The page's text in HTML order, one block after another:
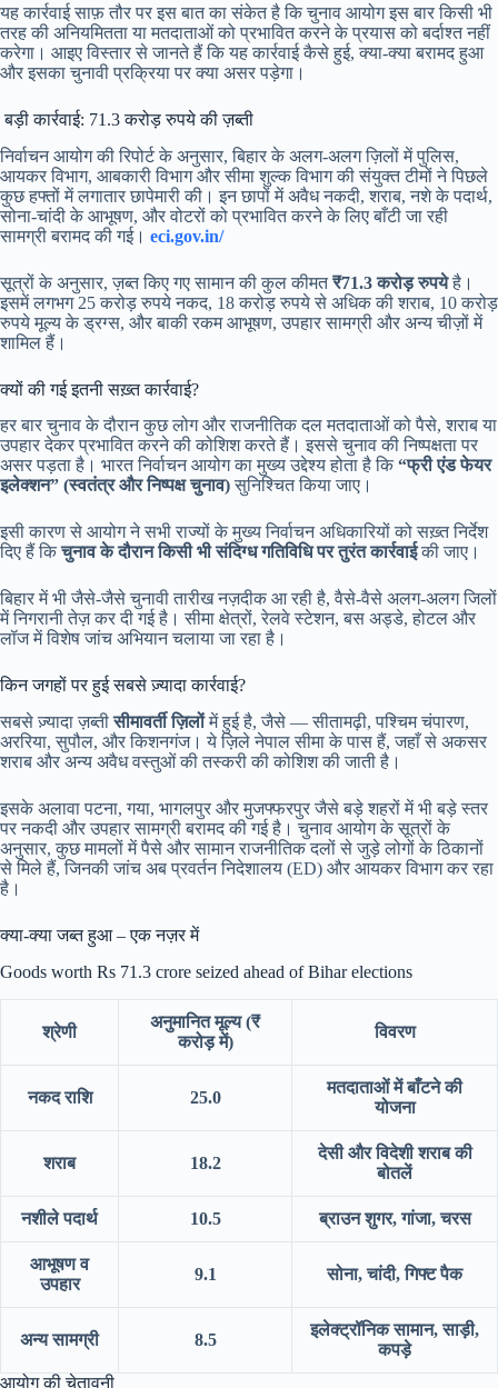
यह कार्रवाई साफ़ तौर पर इस बात का संकेत है कि चुनाव आयोग इस बार किसी भी
तरह की अनियमितता या मतदाताओं को प्रभावित करने के प्रयास को बर्दाश्त नहीं
करेगा। आइए विस्तार से जानते हैं कि यह कार्रवाई कैसे हुई, क्या-क्या बरामद हुआ
और इसका चुनावी प्रक्रिया पर क्या असर पड़ेगा।
बड़ी कार्रवाई: 71.3 करोड़ रुपये की ज़ब्ती
निर्वाचन आयोग की रिपोर्ट के अनुसार, बिहार के अलग-अलग ज़िलों में पुलिस,
आयकर विभाग, आबकारी विभाग और सीमा शुल्क विभाग की संयुक्त टीमों ने पिछले
कुछ हफ्तों में लगातार छापेमारी की। इन छापों में अवैध नकदी, शराब, नशे के पदार्थ,
सोना-चांदी के आभूषण, और वोटरों को प्रभावित करने के लिए बाँटी जा रही
सामग्री बरामद की गई। eci.gov.in/
सूत्रों के अनुसार, ज़ब्त किए गए सामान की कुल कीमत₹71.3 करोड़ रुपयेहै।
इसमें लगभग 25 करोड़ रुपये नकद, 18 करोड़ रुपये से अधिक की शराब, 10 करोड़
रुपये मूल्य के ड्रग्स, और बाकी रकम आभूषण, उपहार सामग्री और अन्य चीज़ों में
शामिल हैं।
क्यों की गई इतनी सख़्त कार्रवाई?
हर बार चुनाव के दौरान कुछ लोग और राजनीतिक दल मतदाताओं को पैसे, शराब या
उपहार देकर प्रभावित करने की कोशिश करते हैं। इससे चुनाव की निष्पक्षता पर
असर पड़ता है। भारत निर्वाचन आयोग का मुख्य उद्देश्य होता है कि “फ्री एंड फेयर
इलेक्शन” (स्वतंत्र और निष्पक्ष चुनाव)सुनिश्चित किया जाए।
इसी कारण से आयोग ने सभी राज्यों के मुख्य निर्वाचन अधिकारियों को सख़्त निर्देश
दिए हैं किचुनाव के दौरान किसी भी संदिग्ध गतिविधि पर तुरंत कार्रवाईकी जाए।
बिहार में भी जैसे-जैसे चुनावी तारीख नज़दीक आ रही है, वैसे-वैसे अलग-अलग जिलों
में निगरानी तेज़ कर दी गई है। सीमा क्षेत्रों, रेलवे स्टेशन, बस अड्डे, होटल और
लॉज में विशेष जांच अभियान चलाया जा रहा है।
किन जगहों पर हुई सबसे ज़्यादा कार्रवाई?
सबसे ज़्यादा ज़ब्तीसीमावर्ती ज़िलोंमें हुई है, जैसे — सीतामढ़ी, पश्चिम चंपारण,
अररिया, सुपौल, और किशनगंज। ये ज़िले नेपाल सीमा के पास हैं, जहाँ से अकसर
शराब और अन्य अवैध वस्तुओं की तस्करी की कोशिश की जाती है।
इसके अलावा पटना, गया, भागलपुर और मुजफ्फरपुर जैसे बड़े शहरों में भी बड़े स्तर
पर नकदी और उपहार सामग्री बरामद की गई है। चुनाव आयोग के सूत्रों के
अनुसार, कुछ मामलों में पैसे और सामान राजनीतिक दलों से जुड़े लोगों के ठिकानों
से मिले हैं, जिनकी जांच अब प्रवर्तन निदेशालय (ED) और आयकर विभाग कर रहा
है।
क्या-क्या जब्त हुआ – एक नज़र में
Goods worth Rs 71.3 crore seized ahead of Bihar elections
श्रेणी
अनुमानित मूल्य (₹
करोड़ में)
विवरण
नकद राशि 25.0
मतदाताओं में बाँटने की
योजना
शराब 18.2
देसी और विदेशी शराब की
बोतलें
नशीले पदार्थ 10.5 ब्राउन शुगर, गांजा, चरस
आभूषण व
उपहार
9.1 सोना, चांदी, गिफ्ट पैक
अन्य सामग्री 8.5
इलेक्ट्रॉनिक सामान, साड़ी,
कपड़े
आयोग की चेतावनी